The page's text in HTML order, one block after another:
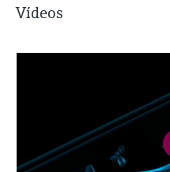
Vídeos